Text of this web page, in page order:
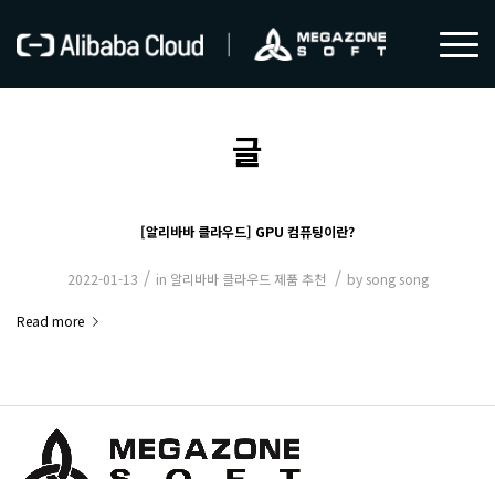
글
[알리바바 클라우드] GPU 컴퓨팅이란?
2022-01-13 / in 알리바바 클라우드 제품 추천 / by song song
Read more